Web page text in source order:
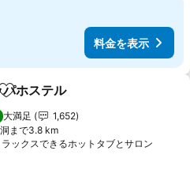
料金を表示
お気に入りに追加
パホステル
ルのランク
大満足
1,652
まで3.8 km
ラックスできるホットタブとサロン